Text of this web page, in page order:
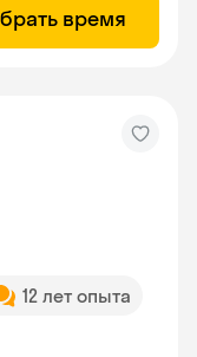
время
12 лет опыта